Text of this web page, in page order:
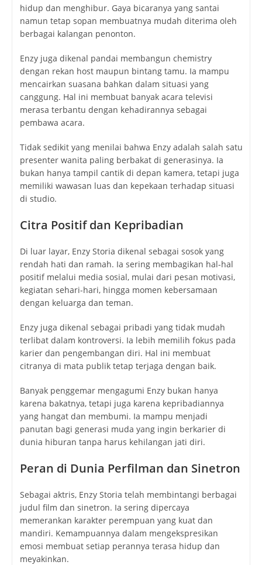
hidup dan menghibur. Gaya bicaranya yang santai
namun tetap sopan membuatnya mudah diterima oleh
berbagai kalangan penonton.
Enzy juga dikenal pandai membangun chemistry
dengan rekan host maupun bintang tamu. Ia mampu
mencairkan suasana bahkan dalam situasi yang
canggung. Hal ini membuat banyak acara televisi
merasa terbantu dengan kehadirannya sebagai
pembawa acara.
Tidak sedikit yang menilai bahwa Enzy adalah salah satu
presenter wanita paling berbakat di generasinya. Ia
bukan hanya tampil cantik di depan kamera, tetapi juga
memiliki wawasan luas dan kepekaan terhadap situasi
di studio.
Citra Positif dan Kepribadian
Di luar layar, Enzy Storia dikenal sebagai sosok yang
rendah hati dan ramah. Ia sering membagikan hal-hal
positif melalui media sosial, mulai dari pesan motivasi,
kegiatan sehari-hari, hingga momen kebersamaan
dengan keluarga dan teman.
Enzy juga dikenal sebagai pribadi yang tidak mudah
terlibat dalam kontroversi. Ia lebih memilih fokus pada
karier dan pengembangan diri. Hal ini membuat
citranya di mata publik tetap terjaga dengan baik.
Banyak penggemar mengagumi Enzy bukan hanya
karena bakatnya, tetapi juga karena kepribadiannya
yang hangat dan membumi. Ia mampu menjadi
panutan bagi generasi muda yang ingin berkarier di
dunia hiburan tanpa harus kehilangan jati diri.
Peran di Dunia Perfilman dan Sinetron
Sebagai aktris, Enzy Storia telah membintangi berbagai
judul film dan sinetron. Ia sering dipercaya
memerankan karakter perempuan yang kuat dan
mandiri. Kemampuannya dalam mengekspresikan
emosi membuat setiap perannya terasa hidup dan
meyakinkan.